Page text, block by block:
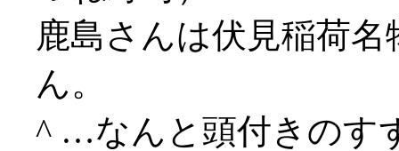
鹿島さんは伏見稲荷
ん。
^ …なんと頭付きのす